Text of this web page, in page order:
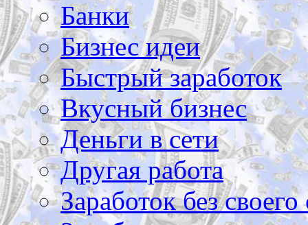
Банки
Бизнес идеи
Быстрый заработок
Вкусный бизнес
Деньги в сети
Другая работа
Заработок без своего